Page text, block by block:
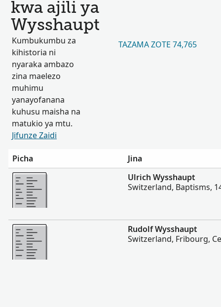
kwa ajili ya
Wysshaupt
Kumbukumbu za
kihistoria ni
nyaraka ambazo
zina maelezo
muhimu
yanayofanana
kuhusu maisha na
matukio ya mtu.
Jifunze Zaidi
TAZAMA ZOTE 74,765
Picha
Jina
Zaidi
Ulrich Wysshaupt
Switzerland, Baptisms,
Zaidi
Rudolf Wysshaupt
Switzerland, Fribourg,